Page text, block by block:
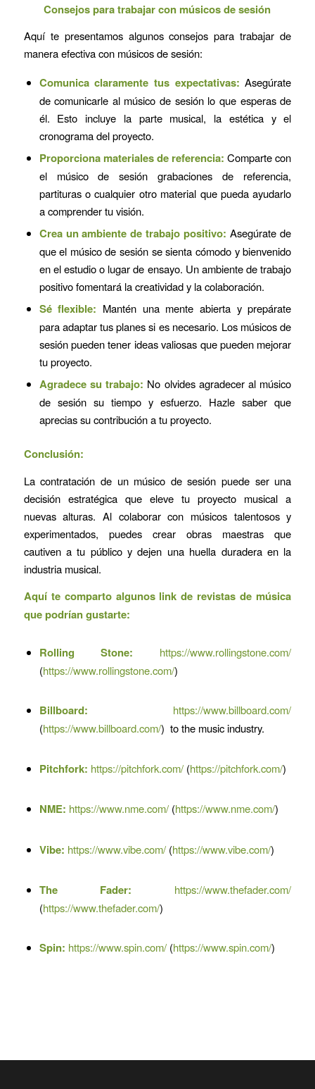
Consejos para trabajar con músicos de sesión
Aquí te presentamos algunos consejos para trabajar de
manera efectiva con músicos de sesión:
Comunica claramente tus expectativas: Asegúrate
de comunicarle al músico de sesión lo que esperas de
él. Esto incluye la parte musical, la estética y el
cronograma del proyecto.
Proporciona materiales de referencia: Comparte con
el músico de sesión grabaciones de referencia,
partituras o cualquier otro material que pueda ayudarlo
a comprender tu visión.
Crea un ambiente de trabajo positivo: Asegúrate de
que el músico de sesión se sienta cómodo y bienvenido
en el estudio o lugar de ensayo. Un ambiente de trabajo
positivo fomentará la creatividad y la colaboración.
Sé flexible: Mantén una mente abierta y prepárate
para adaptar tus planes si es necesario. Los músicos de
sesión pueden tener ideas valiosas que pueden mejorar
tu proyecto.
Agradece su trabajo: No olvides agradecer al músico
de sesión su tiempo y esfuerzo. Hazle saber que
aprecias su contribución a tu proyecto.
Conclusión:
La contratación de un músico de sesión puede ser una
decisión estratégica que eleve tu proyecto musical a
nuevas alturas. Al colaborar con músicos talentosos y
experimentados, puedes crear obras maestras que
cautiven a tu público y dejen una huella duradera en la
industria musical.
Aquí te comparto algunos link de revistas de música
que podrían gustarte:
Rolling Stone:
https://www.rollingstone.com/
(https://www.rollingstone.com/)
Billboard:
https://www.billboard.com/
(https://www.billboard.com/) to the music industry.
Pitchfork: https://pitchfork.com/(https://pitchfork.com/)
NME: https://www.nme.com/(https://www.nme.com/)
Vibe: https://www.vibe.com/(https://www.vibe.com/)
The Fader:
https://www.thefader.com/
(https://www.thefader.com/)
Spin: https://www.spin.com/(https://www.spin.com/)